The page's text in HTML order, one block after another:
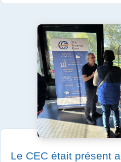
Le CEC était présent